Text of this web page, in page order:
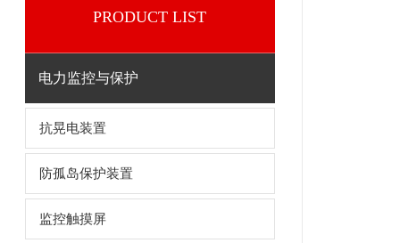
PRODUCT LIST
电力监控与保护
抗晃电装置
防孤岛保护装置
监控触摸屏